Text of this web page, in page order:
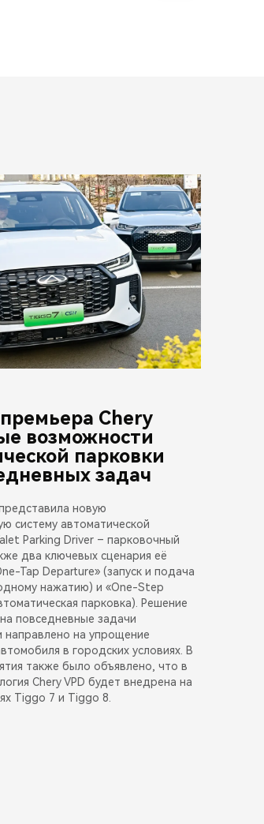
Chery
возможности
парковки
задач
новую
систему автоматической
Parking Driver – парковочный
два ключевых сценария её
Tap Departure» (запуск и подача
нажатию) и «One-Step
парковка). Решение
повседневные задачи
направлено на упрощение
в городских условиях. В
также было объявлено, что в
Chery VPD будет внедрена на
Tiggo 7 и Tiggo 8.